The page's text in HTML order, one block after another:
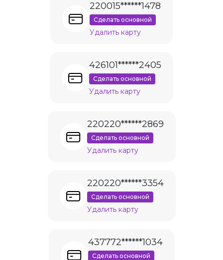
220015******1478
Сделать основной
Удалить карту
426101******2405
Сделать основной
Удалить карту
220220******2869
Сделать основной
Удалить карту
220220******3354
Сделать основной
Удалить карту
437772******1034
Сделать основной